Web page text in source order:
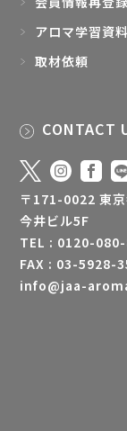
アロマ学習資
取材依頼
CONTACT
〒171-0022 東
今井ビル5F
TEL : 0120-
FAX : 03-5928-
info@jaa-